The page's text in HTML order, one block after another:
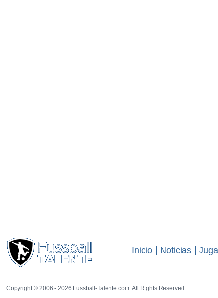
Inicio Noticias
Copyright © 2006 - 2026 Fussball-Talente.com. All Rights Reserved.